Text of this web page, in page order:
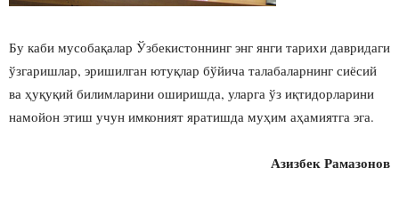
Бу каби мусобақалар Ўзбекистоннинг энг янги тарихи давридаги
ўзгаришлар, эришилган ютуқлар бўйича талабаларнинг сиёсий
ва ҳуқуқий билимларини оширишда, уларга ўз иқтидорларини
намойон этиш учун имконият яратишда муҳим аҳамиятга эга.
Азизбек Рамазонов